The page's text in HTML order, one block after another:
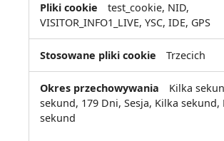
test_cookie, NID,
VISITOR_INFO1_LIVE, YSC, IDE, GPS
Trzecich
Kilka
sekund, 179 Dni, Sesja, Kilka sekund,
sekund